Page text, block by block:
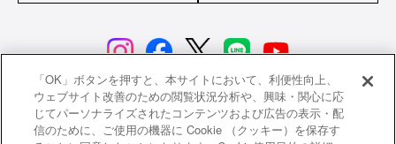
サイトポリシー 特定商取引法に基づく表示
「OK」ボタンを押すと、本サイトにおいて、利便性向上、
ウェブサイト改善のための閲覧状況分析や、興味・関心に応
じてパーソナライズされたコンテンツおよび広告の表示・配
信のために、ご使用の機器に Cookie （クッキー）を保存す